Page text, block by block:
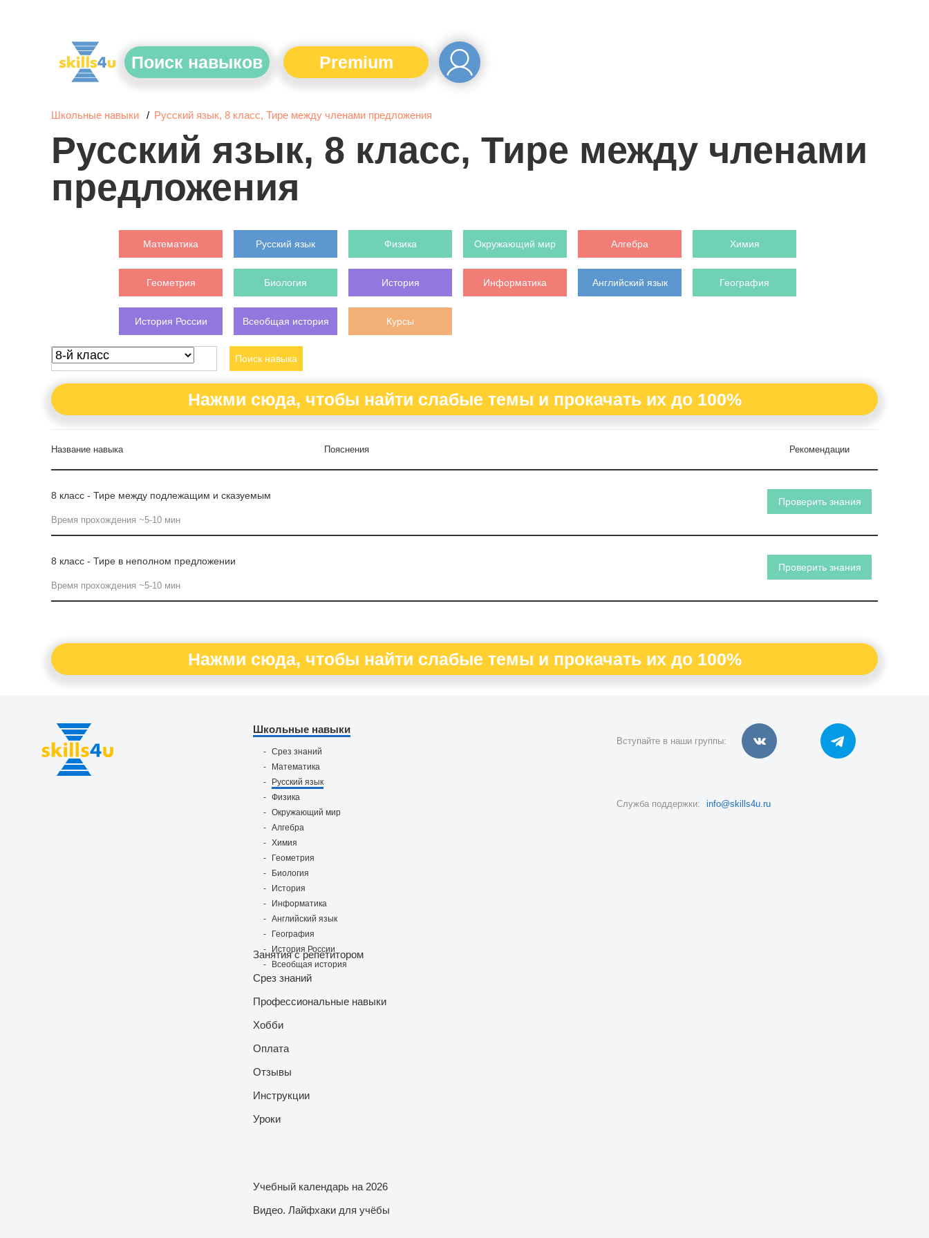
Поиск навыков Premium
Школьные навыки Русский язык, 8 класс, Тире между членами предложения
Русский язык, 8 класс, Тире между членами
предложения
Математика Русский язык Физика Окружающий мир Алгебра Химия
Геометрия Биология История Информатика Английский язык География
История России Всеобщая история Курсы
Поиск навыка
Нажми сюда, чтобы найти слабые темы и прокачать их до 100%
Название навыка Пояснения Рекомендации
8 класс - Тире между подлежащим и сказуемым
Время прохождения ~5-10 мин
Проверить знания
8 класс - Тире в неполном предложении
Время прохождения ~5-10 мин
Проверить знания
Нажми сюда, чтобы найти слабые темы и прокачать их до 100%
Школьные навыки
Срез знаний
Математика
Русский язык
Физика
Окружающий мир
Алгебра
Химия
Геометрия
Биология
История
Информатика
Английский язык
География
История России
Всеобщая история
Занятия с репетитором
Срез знаний
Профессиональные навыки
Хобби
Оплата
Отзывы
Инструкции
Уроки
Учебный календарь на 2026
Видео. Лайфхаки для учёбы
Вступайте в наши группы:
Служба поддержки: info@skills4u.ru